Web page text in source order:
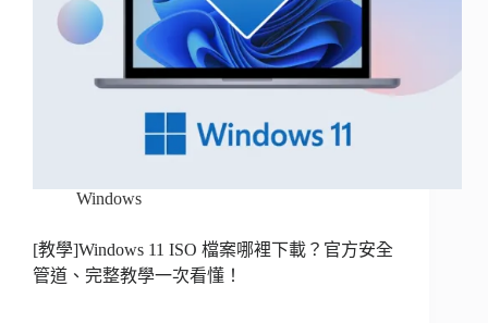
Windows
[教學]Windows 11 ISO 檔案哪裡下載？官方安全
管道、完整教學一次看懂！